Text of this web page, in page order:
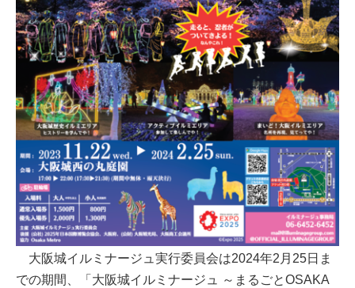
大阪城イルミナージュ実行委員会は2024年2⽉25⽇ま
での期間、「大阪城イルミナージュ ～まるごとOSAKA